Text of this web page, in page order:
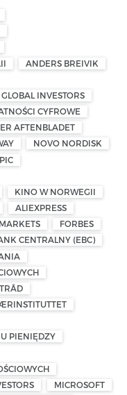
ANDERS BREIVIK
INVESTORS
CYFROWE
AFTENBLADET
NOVO NORDISK
KINO W NORWEGII
ALIEXPRESS
FORBES
CENTRALNY (EBC)
PIENIĘDZY
MICROSOFT